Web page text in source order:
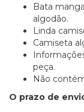
Bata
algodão.
Linda
Camiseta
peça.
Não
O prazo de